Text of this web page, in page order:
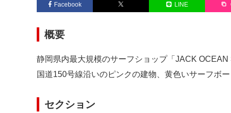
Facebook LINE
概要
静岡県内最大規模のサーフショップ「JACK
国道150号線沿いのピンクの建物、黄色いサーフボ
セクション